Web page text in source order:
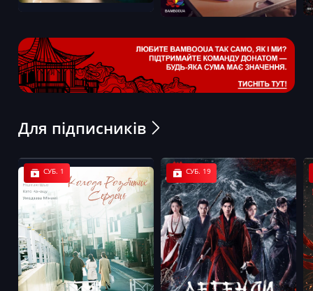
Для підписників
СУБ. 1 СУБ. 19